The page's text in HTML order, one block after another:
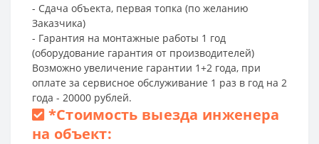
- Сдача объекта, первая топка (по желанию
Заказчика)
- Гарантия на монтажные работы 1 год
(оборудование гарантия от производителей)
Возможно увеличение гарантии 1+2 года, при
оплате за сервисное обслуживание 1 раз в год на 2
года - 20000 рублей.
*Стоимость выезда инженера
на объект: